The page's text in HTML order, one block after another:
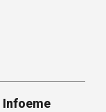
Infoeme